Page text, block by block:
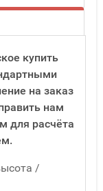
купить
на заказ
нам
для расчёта
/